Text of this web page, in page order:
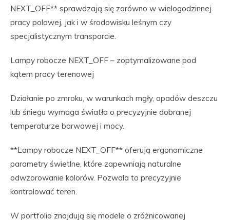
NEXT_OFF** sprawdzają się zarówno w wielogodzinnej
pracy polowej, jak i w środowisku leśnym czy
specjalistycznym transporcie.
Lampy robocze NEXT_OFF – zoptymalizowane pod
kątem pracy terenowej
Działanie po zmroku, w warunkach mgły, opadów deszczu
lub śniegu wymaga światła o precyzyjnie dobranej
temperaturze barwowej i mocy.
**Lampy robocze NEXT_OFF** oferują ergonomiczne
parametry świetlne, które zapewniają naturalne
odwzorowanie kolorów. Pozwala to precyzyjnie
kontrolować teren.
W portfolio znajdują się modele o zróżnicowanej